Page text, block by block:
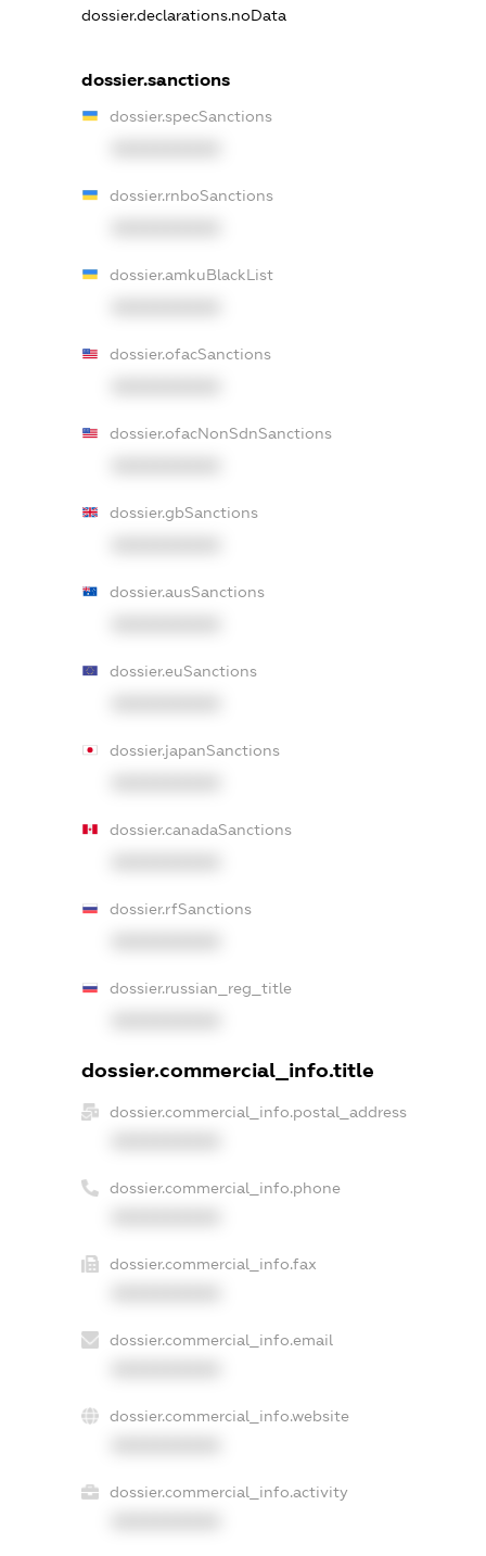
dossier.declarations.noData
dossier.sanctions
dossier.specSanctions
dossier.rnboSanctions
dossier.amkuBlackList
dossier.ofacSanctions
dossier.ofacNonSdnSanctions
dossier.gbSanctions
dossier.ausSanctions
dossier.euSanctions
dossier.japanSanctions
dossier.canadaSanctions
dossier.rfSanctions
dossier.russian_reg_title
dossier.commercial_info.title
dossier.commercial_info.postal_address
dossier.commercial_info.phone
dossier.commercial_info.fax
dossier.commercial_info.email
dossier.commercial_info.website
dossier.commercial_info.activity